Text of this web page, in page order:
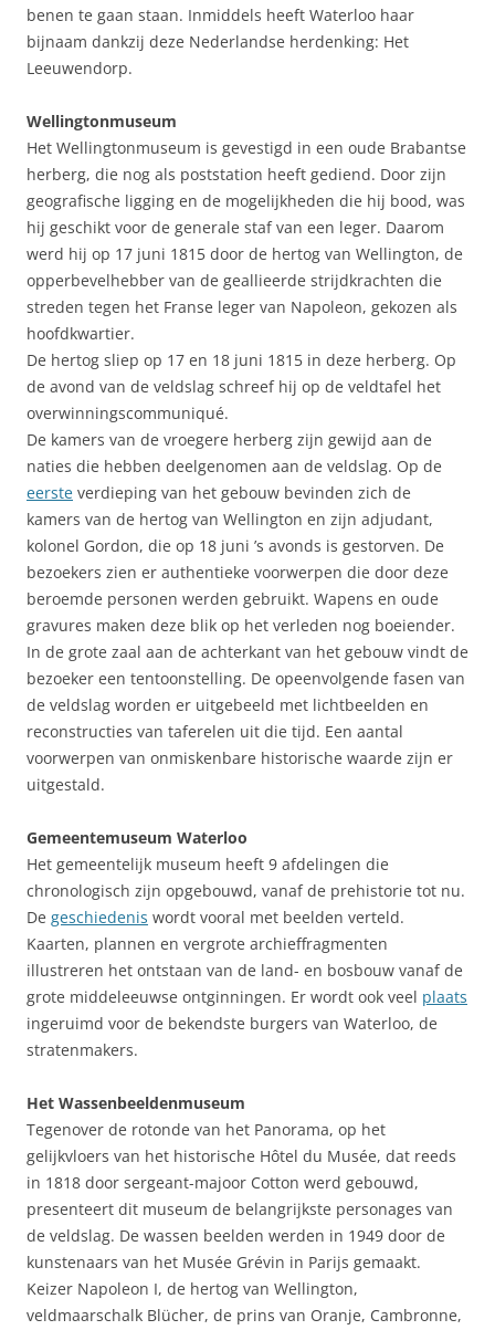
benen te gaan staan. Inmiddels heeft Waterloo haar
bijnaam dankzij deze Nederlandse herdenking: Het
Leeuwendorp.
Wellingtonmuseum
Het Wellingtonmuseum is gevestigd in een oude Brabantse
herberg, die nog als poststation heeft gediend. Door zijn
geografische ligging en de mogelijkheden die hij bood, was
hij geschikt voor de generale staf van een leger. Daarom
werd hij op 17 juni 1815 door de hertog van Wellington, de
opperbevelhebber van de geallieerde strijdkrachten die
streden tegen het Franse leger van Napoleon, gekozen als
hoofdkwartier.
De hertog sliep op 17 en 18 juni 1815 in deze herberg. Op
de avond van de veldslag schreef hij op de veldtafel het
overwinningscommuniqué.
De kamers van de vroegere herberg zijn gewijd aan de
naties die hebben deelgenomen aan de veldslag. Op de
eerste verdieping van het gebouw bevinden zich de
kamers van de hertog van Wellington en zijn adjudant,
kolonel Gordon, die op 18 juni ’s avonds is gestorven. De
bezoekers zien er authentieke voorwerpen die door deze
beroemde personen werden gebruikt. Wapens en oude
gravures maken deze blik op het verleden nog boeiender.
In de grote zaal aan de achterkant van het gebouw vindt de
bezoeker een tentoonstelling. De opeenvolgende fasen van
de veldslag worden er uitgebeeld met lichtbeelden en
reconstructies van taferelen uit die tijd. Een aantal
voorwerpen van onmiskenbare historische waarde zijn er
uitgestald.
Gemeentemuseum Waterloo
Het gemeentelijk museum heeft 9 afdelingen die
chronologisch zijn opgebouwd, vanaf de prehistorie tot nu.
De geschiedenis wordt vooral met beelden verteld.
Kaarten, plannen en vergrote archieffragmenten
illustreren het ontstaan van de land- en bosbouw vanaf de
grote middeleeuwse ontginningen. Er wordt ook veel plaats
ingeruimd voor de bekendste burgers van Waterloo, de
stratenmakers.
Het Wassenbeeldenmuseum
Tegenover de rotonde van het Panorama, op het
gelijkvloers van het historische Hôtel du Musée, dat reeds
in 1818 door sergeant-majoor Cotton werd gebouwd,
presenteert dit museum de belangrijkste personages van
de veldslag. De wassen beelden werden in 1949 door de
kunstenaars van het Musée Grévin in Parijs gemaakt.
Keizer Napoleon I, de hertog van Wellington,
veldmaarschalk Blücher, de prins van Oranje, Cambronne,